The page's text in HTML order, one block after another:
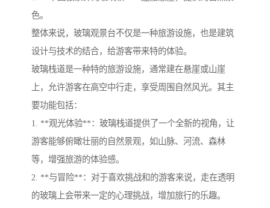
色。
整体来说，玻璃观景台不仅是一种旅游设施，也是建筑
设计与技术的结合，给游客带来特的体验。
玻璃栈道是一种特的旅游设施，通常建在悬崖或山崖
上，允许游客在高空中行走，享受周围自然风光。其主
要功能包括：
1. **观光体验**：玻璃栈道提供了一个全新的视角，让
游客能够俯瞰壮丽的自然景观，如山脉、河流、森林
等，增强旅游的体验感。
2. **与冒险**：对于喜欢挑战和的游客来说，走在透明
的玻璃上会带来一定的心理挑战，增加旅行的乐趣。